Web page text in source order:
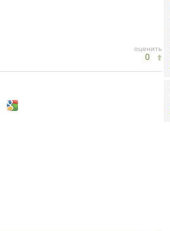
оценить
0